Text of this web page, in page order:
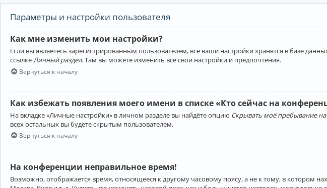
Параметры и настройки пользователя
Как мне изменить мои настройки?
Если вы являетесь зарегистрированным пользователем, все ваши настройки хранятся в базе
ссылкеЛичный раздел. Там вы можете изменить все свои настройки и предпочтения.
Вернуться к началу
Как избежать появления моего имени в списке «Кто сейчас на
На вкладке «Личные настройки» в личном разделе вы найдёте опцию Скрывать моё пребывание
всех остальных вы будете скрытым пользователем.
Вернуться к началу
На конференции неправильное время!
Возможно, отображается время, относящееся к другому часовому поясу, а не к тому, в котором